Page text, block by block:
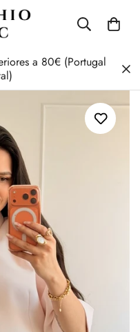
a 80€ (Portugal